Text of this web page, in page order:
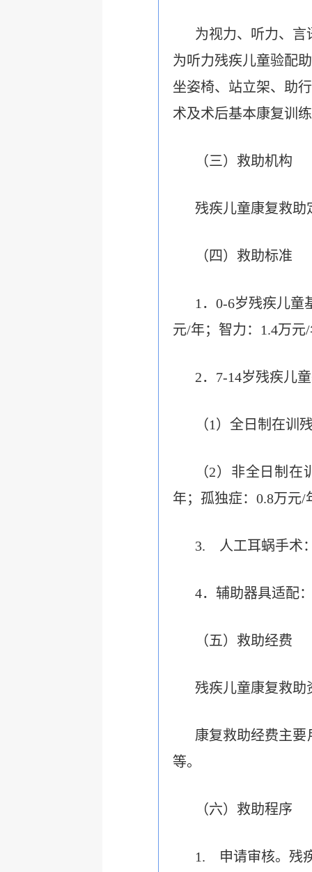
为视力、听力、
为听力残疾儿童验配
坐姿椅、站立架、助
术及术后基本康复训
（三）救助机构
残疾儿童康复救
（四）救助标准
1 ．0-6岁残疾儿童
元/年；智力：1.4万元
2． 7-14岁残疾儿
（1 ）全日制在训
（2）非全日制在
年；孤独症： 0.8万元/
3. 人工耳蜗手术
4．辅助器具适配
（五）救助经费
残疾儿童康复救助
康复救助经费主
等。
（六）救助程序
1. 申请审核。 残